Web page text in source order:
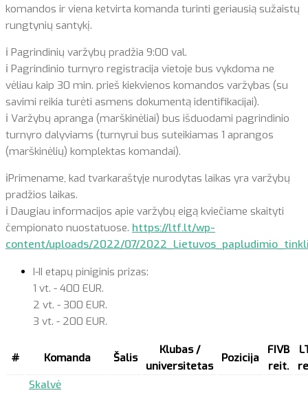
komandos ir viena ketvirta komanda turinti geriausią sužaistų
rungtynių santykį.
ℹ️ Pagrindinių varžybų pradžia 9:00 val.
ℹ️ Pagrindinio turnyro registracija vietoje bus vykdoma ne
vėliau kaip 30 min. prieš kiekvienos komandos varžybas (su
savimi reikia turėti asmens dokumentą identifikacijai).
ℹ️ Varžybų apranga (marškinėliai) bus išduodami pagrindinio
turnyro dalyviams (turnyrui bus suteikiamas 1 aprangos
(marškinėlių) komplektas komandai).
ℹ️Primename, kad tvarkaraštyje nurodytas laikas yra varžybų
pradžios laikas.
ℹ️ Daugiau informacijos apie varžybų eigą kviečiame skaityti
čempionato nuostatuose. https://ltf.lt/wp-
content/uploads/2022/07/
I-II etapų piniginis prizas:
1 vt. - 400 EUR.
2 vt. - 300 EUR.
3 vt. - 200 EUR.
# Komanda Šalis
Klubas /
universitetas
Pozicija
FIVB
reit.
Skalvė